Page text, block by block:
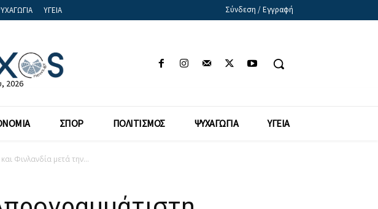
ΥΓΕΙΑ Σύνδεση / Εγγραφή
2026
ΣΠΟΡ ΠΟΛΙΤΙΣΜΟΣ ΨΥΧΑΓΩΓΙΑ ΥΓΕΙΑ
Φινλανδία μετά την...